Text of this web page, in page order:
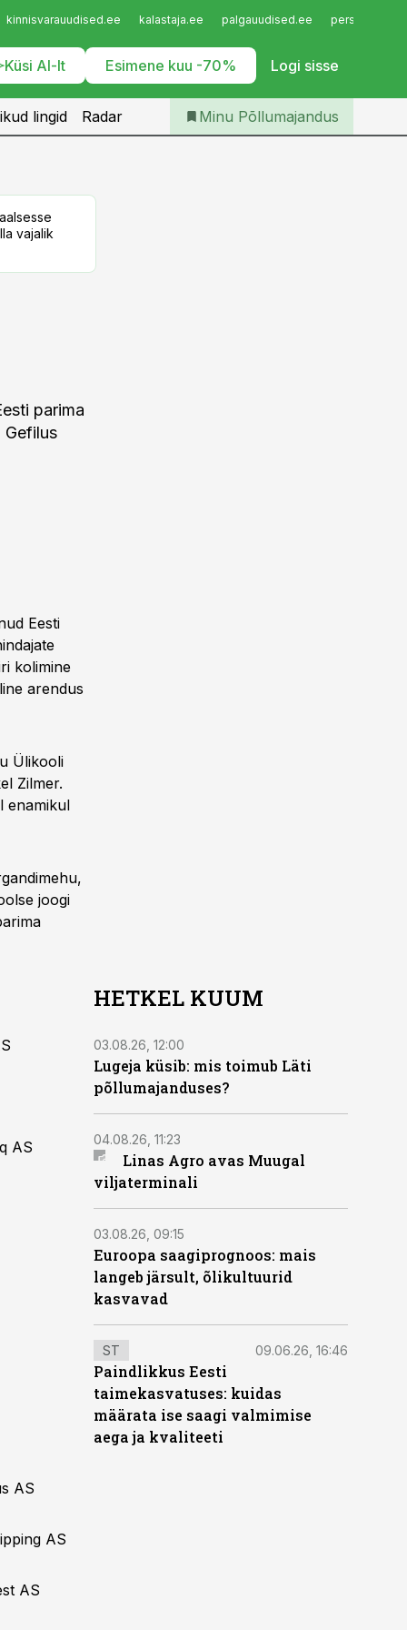
kinnisvarauudised.ee kalastaja.ee palgauudised.ee
Küsi AI-lt Esimene kuu -70% Logi sisse
Iseteenindus
Telli Põllumajandus
lingid Radar Minu Põllumajandus
vajalik
parima
Gefilus
Eesti
kolimine
arendus
Ülikooli
Zilmer.
enamikul
joogi
AS
HETKEL KUUM
03.08.26, 12:00
Lugeja küsib: mis toimub Läti
põllumajanduses?
04.08.26, 11:23
Linas Agro avas Muugal
viljaterminali
03.08.26, 09:15
Euroopa saagiprognoos: mais
langeb järsult, õlikultuurid
kasvavad
ST 09.06.26, 16:46
Paindlikkus Eesti
taimekasvatuses: kuidas
määrata ise saagi valmimise
aega ja kvaliteeti
AS
AS
AS